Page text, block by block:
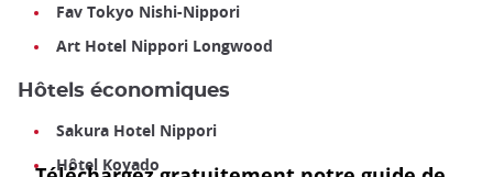
Fav Tokyo Nishi-Nippori
Art Hotel Nippori Longwood
Hôtels économiques
Sakura Hotel Nippori
Hôtel Koyado